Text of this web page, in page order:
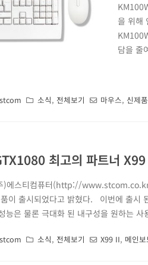
을 위해
담을 줄
stcom 소식, 전체보기 마우스, 신제품
최고의 파트너
)에스티컴퓨터(http://
이 출시되었다고 밝혔다. 이번에 출시
능은 물론 극대화 된 내구성을 원하는
stcom 소식, 전체보기 X99 II, 메인보